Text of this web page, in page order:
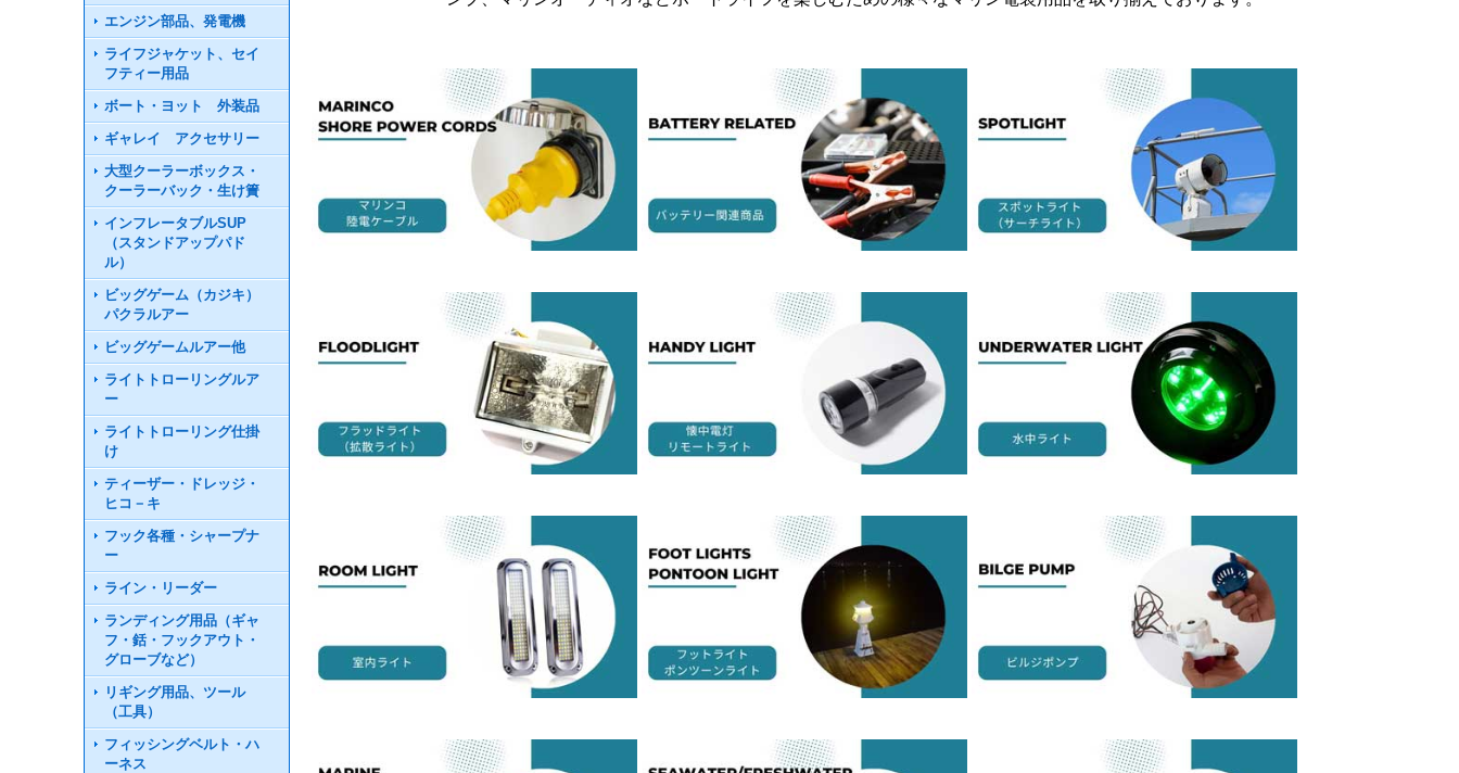
エンジン部品、発電機
ライフジャケット、セイ
フティー用品
ボート・ヨット 外装品
ギャレイ アクセサリー
大型クーラーボックス・
クーラーバック・生け簀
インフレータブルSUP
（スタンドアップパド
ル）
ビッグゲーム（カジキ）
パクラルアー
ビッグゲームルアー他
ライトトローリングルア
ー
ライトトローリング仕掛
け
ティーザー・ドレッジ・
ヒコ－キ
フック各種・シャープナ
ー
ライン・リーダー
ランディング用品（ギャ
フ・銛・フックアウト・
グローブなど）
リギング用品、ツール
（工具）
フィッシングベルト・ハ
ーネス